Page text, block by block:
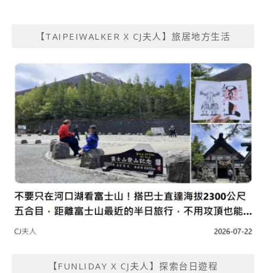
【TAIPEIWALKER X CJ夫人】旅居地方生活
【FUNLIDAY X CJ夫人】探索台日遊程